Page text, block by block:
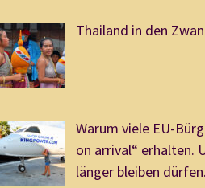
Thailand in den
Warum viele EU-
on arrival“ erhalten.
länger bleiben dürfen.